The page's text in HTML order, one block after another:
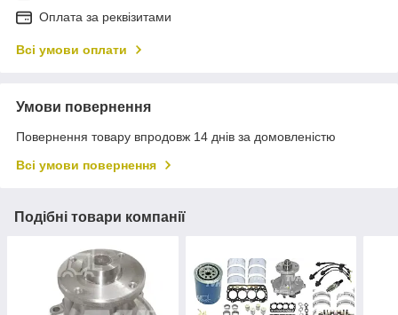
Оплата за реквізитами
Всі умови оплати
Умови повернення
Повернення товару впродовж 14 днів за домовленістю
Всі умови повернення
Подібні товари компанії